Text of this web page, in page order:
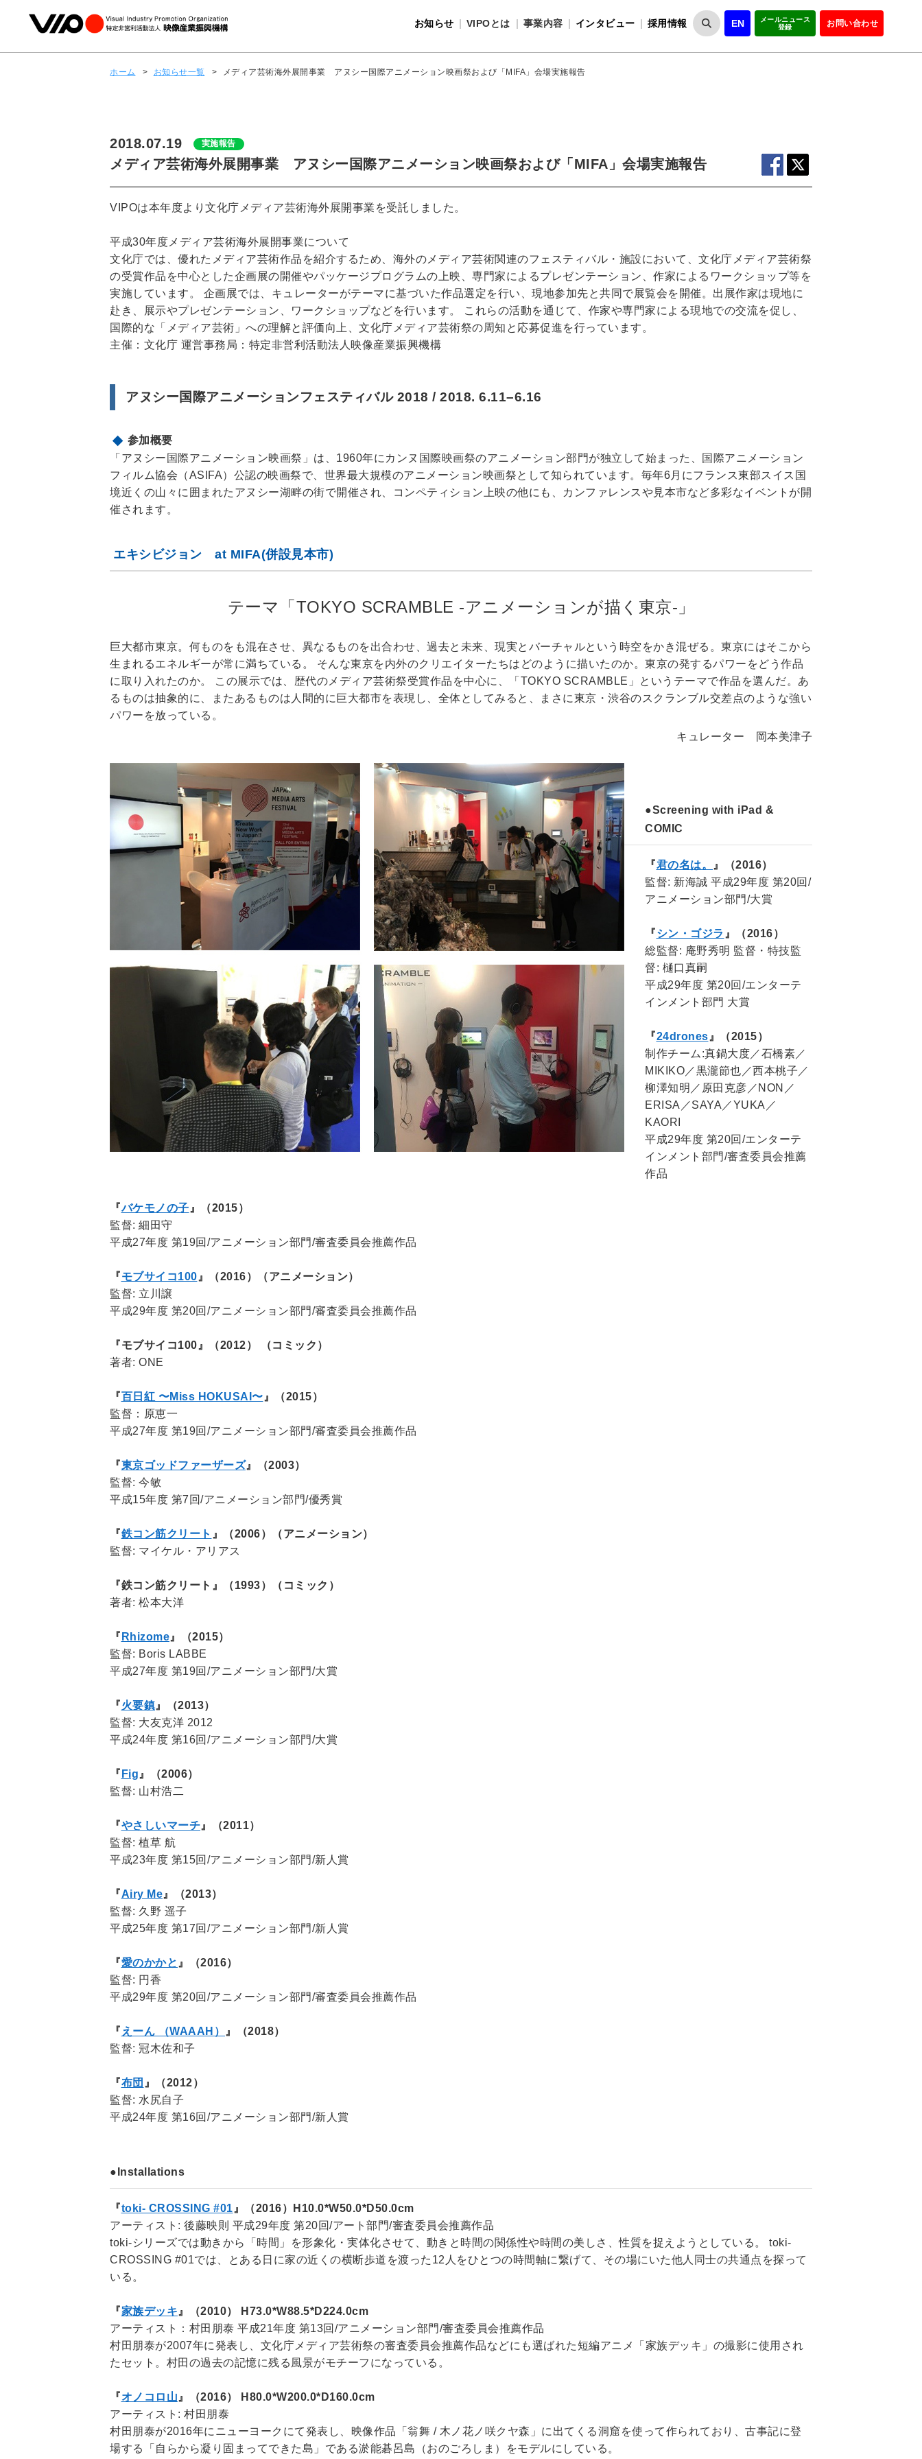
お知らせ VIPOとは
VIPOとは
事業内容
インタビュー 採用情報 EN
メールニュース
登録
お問い合わせ
ホーム > お知らせ一覧 > メディア芸術海外展開事業 アヌシー国際アニメーション映画祭および「MIFA」会場実施報告
2018.07.19 実施報告
メディア芸術海外展開事業 アヌシー国際アニメーション映画祭および「MIFA」会場実施報告
VIPOは本年度より文化庁メディア芸術海外展開事業を受託しました。
平成30年度メディア芸術海外展開事業について
文化庁では、優れたメディア芸術作品を紹介するため、海外のメディア芸術関連のフェスティバル・施設において、文化庁メディア芸術祭
の受賞作品を中心とした企画展の開催やパッケージプログラムの上映、専門家によるプレゼンテーション、作家によるワークショップ等を
実施しています。 企画展では、キュレーターがテーマに基づいた作品選定を行い、現地参加先と共同で展覧会を開催。出展作家は現地に
赴き、展示やプレゼンテーション、ワークショップなどを行います。 これらの活動を通じて、作家や専門家による現地での交流を促し、
国際的な「メディア芸術」への理解と評価向上、文化庁メディア芸術祭の周知と応募促進を行っています。
主催：文化庁 運営事務局：特定非営利活動法人映像産業振興機構
アヌシー国際アニメーションフェスティバル 2018 / 2018. 6.11–6.16
参加概要
「アヌシー国際アニメーション映画祭」は、1960年にカンヌ国際映画祭のアニメーション部門が独立して始まった、国際アニメーション
フィルム協会（ASIFA）公認の映画祭で、世界最大規模のアニメーション映画祭として知られています。毎年6月にフランス東部スイス国
境近くの山々に囲まれたアヌシー湖畔の街で開催され、コンペティション上映の他にも、カンファレンスや見本市など多彩なイベントが開
催されます。
エキシビジョン at MIFA(併設見本市)
テーマ「TOKYO SCRAMBLE -アニメーションが描く東京-」
巨大都市東京。何ものをも混在させ、異なるものを出合わせ、過去と未来、現実とバーチャルという時空をかき混ぜる。東京にはそこから
生まれるエネルギーが常に満ちている。 そんな東京を内外のクリエイターたちはどのように描いたのか。東京の発するパワーをどう作品
に取り入れたのか。 この展示では、歴代のメディア芸術祭受賞作品を中心に、「TOKYO SCRAMBLE」というテーマで作品を選んだ。あ
るものは抽象的に、またあるものは人間的に巨大都市を表現し、全体としてみると、まさに東京・渋谷のスクランブル交差点のような強い
パワーを放っている。
キュレーター 岡本美津子
●Screening with iPad &
COMIC
『君の名は。
』（2016）
監督: 新海誠 平成29年度 第20回/
アニメーション部門/大賞
『シン・ゴジラ 』（2016）
総監督: 庵野秀明 監督・特技監
督: 樋口真嗣
平成29年度 第20回/エンターテ
インメント部門 大賞
『24drones 』（2015）
制作チーム:真鍋大度／石橋素／
MIKIKO／黒瀧節也／西本桃子／
柳澤知明／原田克彦／NON／
ERISA／SAYA／YUKA／
KAORI
平成29年度 第20回/エンターテ
インメント部門/審査委員会推薦
作品
『バケモノの子 』（2015）
監督: 細田守
平成27年度 第19回/アニメーション部門/審査委員会推薦作品
『モブサイコ100 』（2016）（アニメーション）
監督: 立川譲
平成29年度 第20回/アニメーション部門/審査委員会推薦作品
『モブサイコ100』（2012） （コミック）
著者: ONE
『百日紅 〜Miss HOKUSAI〜 』（2015）
監督：原恵一
平成27年度 第19回/アニメーション部門/審査委員会推薦作品
『東京ゴッドファーザーズ』（2003）
監督: 今敏
平成15年度 第7回/アニメーション部門/優秀賞
『鉄コン筋クリート 』（2006）（アニメーション）
監督: マイケル・アリアス
『鉄コン筋クリート』（1993）（コミック）
著者: 松本大洋
『 Rhizome 』（2015）
監督: Boris LABBE
平成27年度 第19回/アニメーション部門/大賞
『火要鎮』（2013）
監督: 大友克洋 2012
平成24年度 第16回/アニメーション部門/大賞
『 Fig 』（2006）
監督: 山村浩二
『やさしいマーチ 』（2011）
監督: 植草 航
平成23年度 第15回/アニメーション部門/新人賞
『Airy Me 』（2013）
監督: 久野 遥子
平成25年度 第17回/アニメーション部門/新人賞
『愛のかかと 』（2016）
監督: 円香
平成29年度 第20回/アニメーション部門/審査委員会推薦作品
『 えーん （WAAAH）
』（2018）
監督: 冠木佐和子
『布団 』（2012）
監督: 水尻自子
平成24年度 第16回/アニメーション部門/新人賞
●Installations
『toki- CROSSING #01 』（2016）H10.0*W50.0*D50.0cm
アーティスト: 後藤映則 平成29年度 第20回/アート部門/審査委員会推薦作品
toki-シリーズでは動きから「時間」を形象化・実体化させて、動きと時間の関係性や時間の美しさ、性質を捉えようとしている。 toki-
CROSSING #01では、とある日に家の近くの横断歩道を渡った12人をひとつの時間軸に繋げて、その場にいた他人同士の共通点を探って
いる。
『家族デッキ 』（2010） H73.0*W88.5*D224.0cm
アーティスト：村田朋泰 平成21年度 第13回/アニメーション部門/審査委員会推薦作品
村田朋泰が2007年に発表し、文化庁メディア芸術祭の審査委員会推薦作品などにも選ばれた短編アニメ「家族デッキ」の撮影に使用され
たセット。村田の過去の記憶に残る風景がモチーフになっている。
『オノコロ山 』（2016） H80.0*W200.0*D160.0cm
アーティスト: 村田朋泰
村田朋泰が2016年にニューヨークにて発表し、映像作品「翁舞 / 木ノ花ノ咲クヤ森」に出てくる洞窟を使って作られており、古事記に登
場する「自らから凝り固まってできた島」である淤能碁呂島（おのごろしま）をモデルにしている。